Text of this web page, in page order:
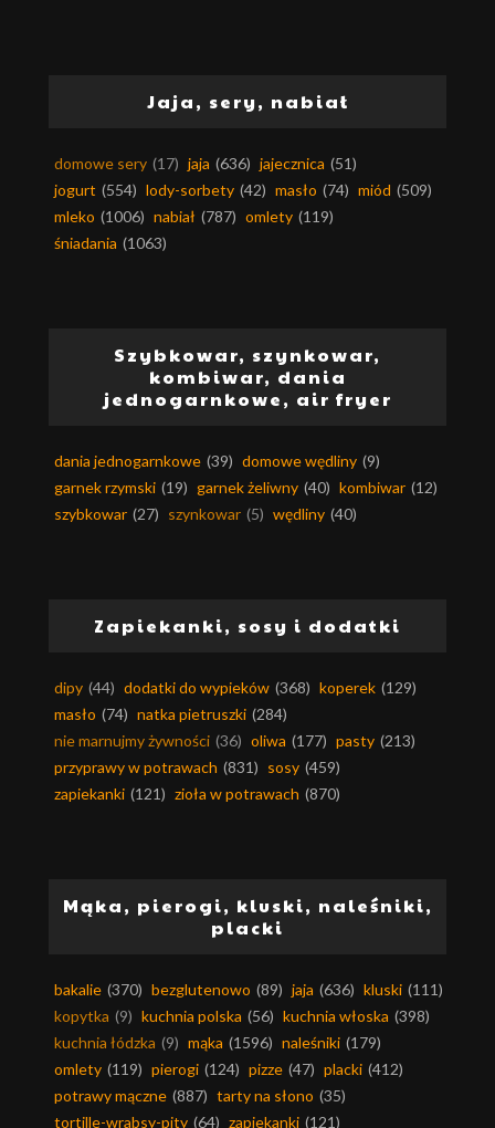
Jaja, sery, nabiał
domowe sery (17) jaja (636) jajecznica (51)
jogurt (554) lody-sorbety (42) masło (74) miód (509)
mleko (1006) nabiał (787) omlety (119)
śniadania (1063)
Szybkowar, szynkowar,
kombiwar, dania
jednogarnkowe, air fryer
dania jednogarnkowe (39) domowe wędliny (9)
garnek rzymski (19) garnek żeliwny (40) kombiwar (12)
szybkowar (27) szynkowar (5) wędliny (40)
Zapiekanki, sosy i dodatki
dipy (44) dodatki do wypieków (368) koperek (129)
masło (74) natka pietruszki (284)
nie marnujmy żywności (36) oliwa (177) pasty (213)
przyprawy w potrawach (831) sosy (459)
zapiekanki (121) zioła w potrawach (870)
Mąka, pierogi, kluski, naleśniki,
placki
bakalie (370) bezglutenowo (89) jaja (636) kluski (111)
kopytka (9) kuchnia polska (56) kuchnia włoska (398)
kuchnia łódzka (9) mąka (1596) naleśniki (179)
omlety (119) pierogi (124) pizze (47) placki (412)
potrawy mączne (887) tarty na słono (35)
tortille-wrabsy-pity (64) zapiekanki (121)